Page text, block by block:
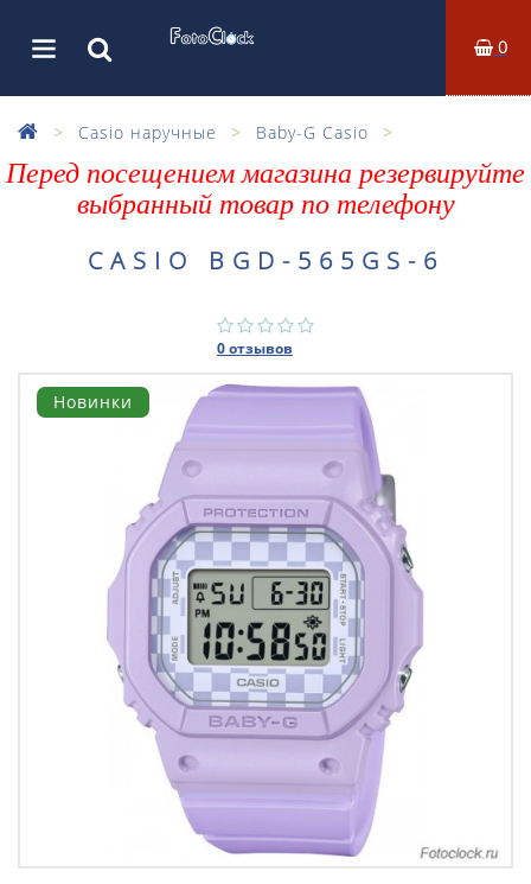
0
Casio наручные Baby-G Casio
Перед посещением магазина резервируйте
выбранный товар по телефону
CASIO BGD-565GS-6
0 отзывов
Новинки